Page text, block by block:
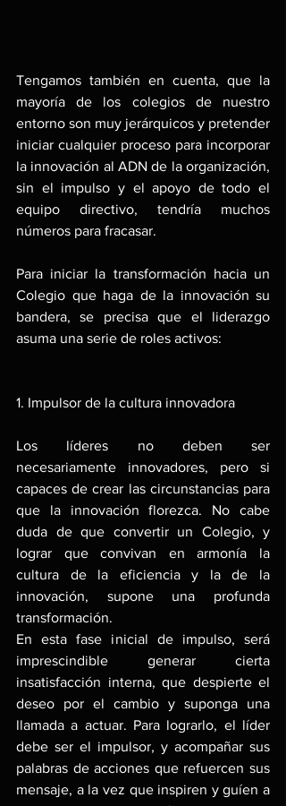
Tengamos también en cuenta, que la
mayoría de los colegios de nuestro
entorno son muy jerárquicos y pretender
iniciar cualquier proceso para incorporar
la innovación al ADN de la organización,
sin el impulso y el apoyo de todo el
equipo directivo, tendría muchos
números para fracasar.
Para iniciar la transformación hacia un
Colegio que haga de la innovación su
bandera, se precisa que el liderazgo
asuma una serie de roles activos:
1. Impulsor de la cultura innovadora
Los líderes no deben ser
necesariamente innovadores, pero si
capaces de crear las circunstancias para
que la innovación florezca. No cabe
duda de que convertir un Colegio, y
lograr que convivan en armonía la
cultura de la eficiencia y la de la
innovación, supone una profunda
transformación.
En esta fase inicial de impulso, será
imprescindible generar cierta
insatisfacción interna, que despierte el
deseo por el cambio y suponga una
llamada a actuar. Para lograrlo, el líder
debe ser el impulsor, y acompañar sus
palabras de acciones que refuercen sus
mensaje, a la vez que inspiren y guíen a